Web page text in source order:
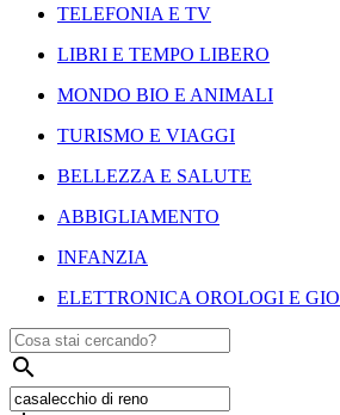
TELEFONIA E TV
LIBRI E TEMPO LIBERO
MONDO BIO E ANIMALI
TURISMO E VIAGGI
BELLEZZA E SALUTE
ABBIGLIAMENTO
INFANZIA
ELETTRONICA OROLOGI E
